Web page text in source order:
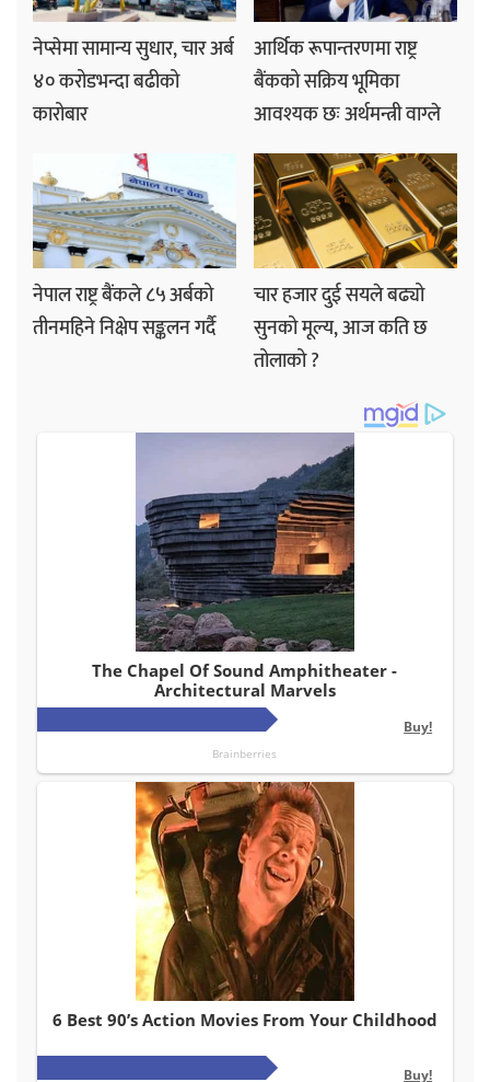
नेप्सेमा सामान्य सुधार, चार अर्ब
४० करोडभन्दा बढीको
कारोबार
आर्थिक रूपान्तरणमा राष्ट्र
बैंकको सक्रिय भूमिका
आवश्यक छः अर्थमन्त्री वाग्ले
नेपाल राष्ट्र बैंकले ८५ अर्बको
तीनमहिने निक्षेप सङ्कलन गर्दै
चार हजार दुई सयले बढ्यो
सुनको मूल्य, आज कति छ
तोलाको ?